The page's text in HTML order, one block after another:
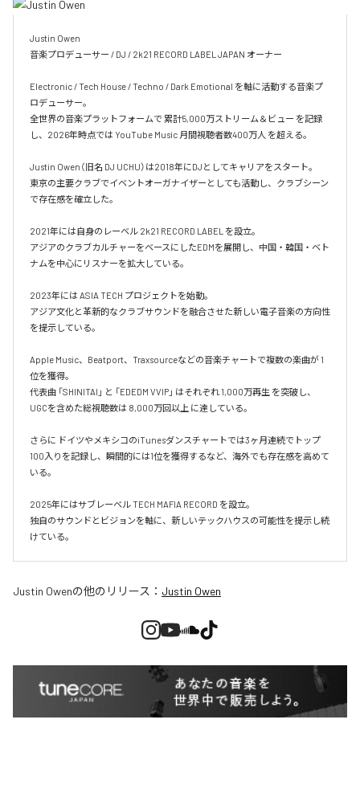
Justin Owen
音楽プロデューサー / DJ / 2k21 RECORD LABEL JAPAN オーナー
Electronic / Tech House / Techno / Dark Emotional を軸に活動する音楽プ
ロデューサー。
全世界の音楽プラットフォームで 累計5,000万ストリーム＆ビュー を記録
し、2026年時点では YouTube Music 月間視聴者数400万人 を超える。
Justin Owen（旧名 DJ UCHU）は2018年にDJとしてキャリアをスタート。
東京の主要クラブでイベントオーガナイザーとしても活動し、クラブシーン
で存在感を確立した。
2021年には自身のレーベル 2k21 RECORD LABEL を設立。
アジアのクラブカルチャーをベースにしたEDMを展開し、中国・韓国・ベト
ナムを中心にリスナーを拡大している。
2023年には ASIA TECH プロジェクトを始動。
アジア文化と革新的なクラブサウンドを融合させた新しい電子音楽の方向性
を提示している。
Apple Music、Beatport、Traxsourceなどの音楽チャートで複数の楽曲が 1
位を獲得。
代表曲 「SHINITAI」 と 「EDEDM VVIP」 はそれぞれ 1,000万再生 を突破し、
UGCを含めた総視聴数は 8,000万回以上 に達している。
さらに ドイツやメキシコのiTunesダンスチャートでは3ヶ月連続でトップ
100入りを記録し、瞬間的には1位を獲得するなど、海外でも存在感を高めて
いる。
2025年にはサブレーベル TECH MAFIA RECORD を設立。
独自のサウンドとビジョンを軸に、新しいテックハウスの可能性を提示し続
けている。
Justin Owenの他のリリース： Justin Owen